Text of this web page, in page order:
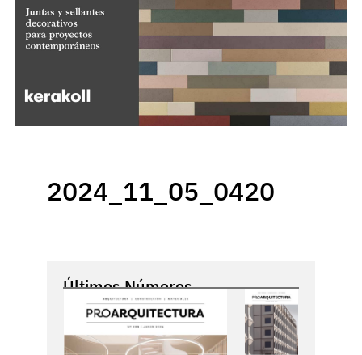
2024_11_05_0420
Últimos Números